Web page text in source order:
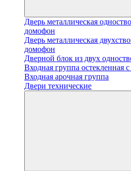
Дверь металлическая
домофон
Дверь металлическая
домофон
Дверной блок из двух
Входная группа остекленная
Входная арочная группа
Двери технические